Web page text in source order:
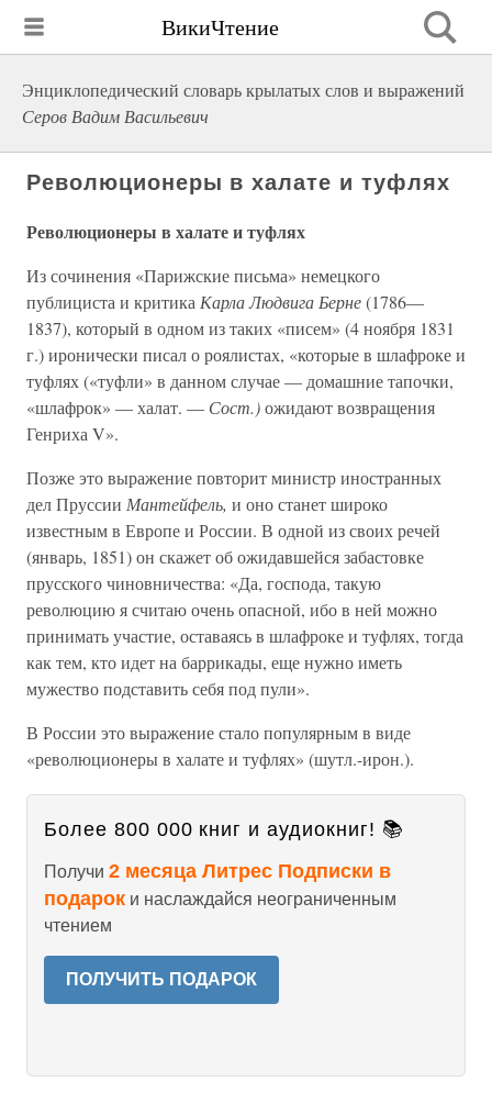
ВикиЧтение
Энциклопедический словарь крылатых слов и выражений
Серов Вадим Васильевич
Революционеры в халате и туфлях
Революционеры в халате и туфлях
Из сочинения «Парижские письма» немецкого
публициста и критика Карла Людвига Берне(1786—
1837), который в одном из таких «писем» (4 ноября 1831
г.) иронически писал о роялистах, «которые в шлафроке и
туфлях («туфли» в данном случае — домашние тапочки,
«шлафрок» — халат. — Сост.)ожидают возвращения
Генриха V».
Позже это выражение повторит министр иностранных
дел Пруссии Мантейфель, и оно станет широко
известным в Европе и России. В одной из своих речей
(январь, 1851) он скажет об ожидавшейся забастовке
прусского чиновничества: «Да, господа, такую
революцию я считаю очень опасной, ибо в ней можно
принимать участие, оставаясь в шлафроке и туфлях, тогда
как тем, кто идет на баррикады, еще нужно иметь
мужество подставить себя под пули».
В России это выражение стало популярным в виде
«революционеры в халате и туфлях» (шутл.-ирон.).
Более 800 000 книг и аудиокниг! 📚
Получи 2 месяца Литрес Подписки в
подарок и наслаждайся неограниченным
чтением
ПОЛУЧИТЬ ПОДАРОК